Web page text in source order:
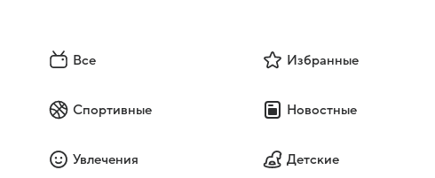
Все Избранные
Спортивные Новостные
Увлечения Детские